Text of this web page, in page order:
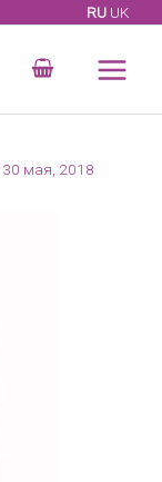
RU UK
30 мая, 2018